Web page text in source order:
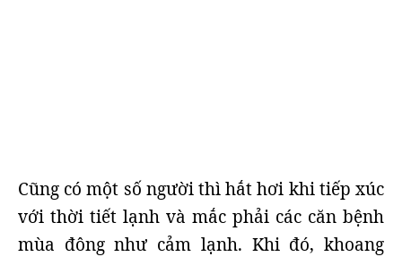
Cũng có một số người thì hắt hơi khi tiếp xúc
với thời tiết lạnh và mắc phải các căn bệnh
mùa đông như cảm lạnh. Khi đó, khoang